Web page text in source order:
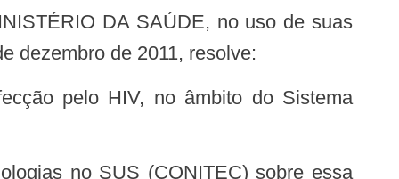
dezembro de 2011, resolve: